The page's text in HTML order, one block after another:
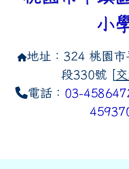
小
地址：324 桃園市
段330號 [
電話： 03-